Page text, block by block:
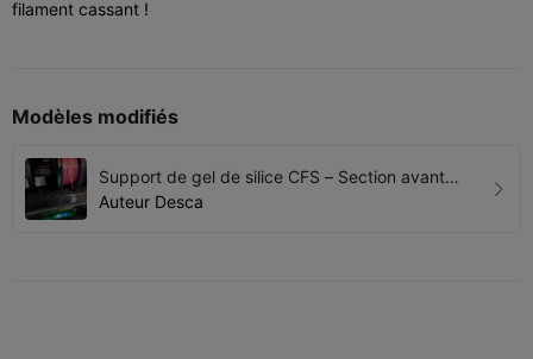
filament cassant !
Modèles modifiés
Support de gel de silice CFS – Section avant
(couvercle magnétique)
Auteur Desca